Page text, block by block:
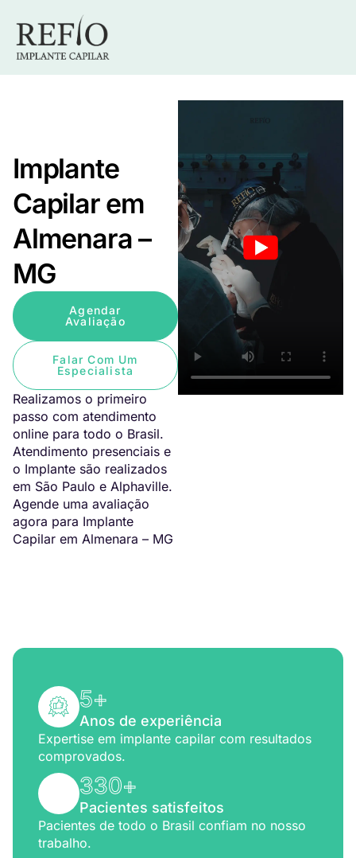
Implante
Capilar em
Almenara –
MG
Agendar
Avaliação
Falar Com Um
Especialista
Realizamos o primeiro
passo com atendimento
online para todo o Brasil.
Atendimento presenciais e
o Implante são realizados
em São Paulo e Alphaville.
Agende uma avaliação
agora para Implante
Capilar em Almenara – MG
5+
Anos de experiência
Expertise em implante capilar com resultados
comprovados.
330+
Pacientes satisfeitos
Pacientes de todo o Brasil confiam no nosso
trabalho.